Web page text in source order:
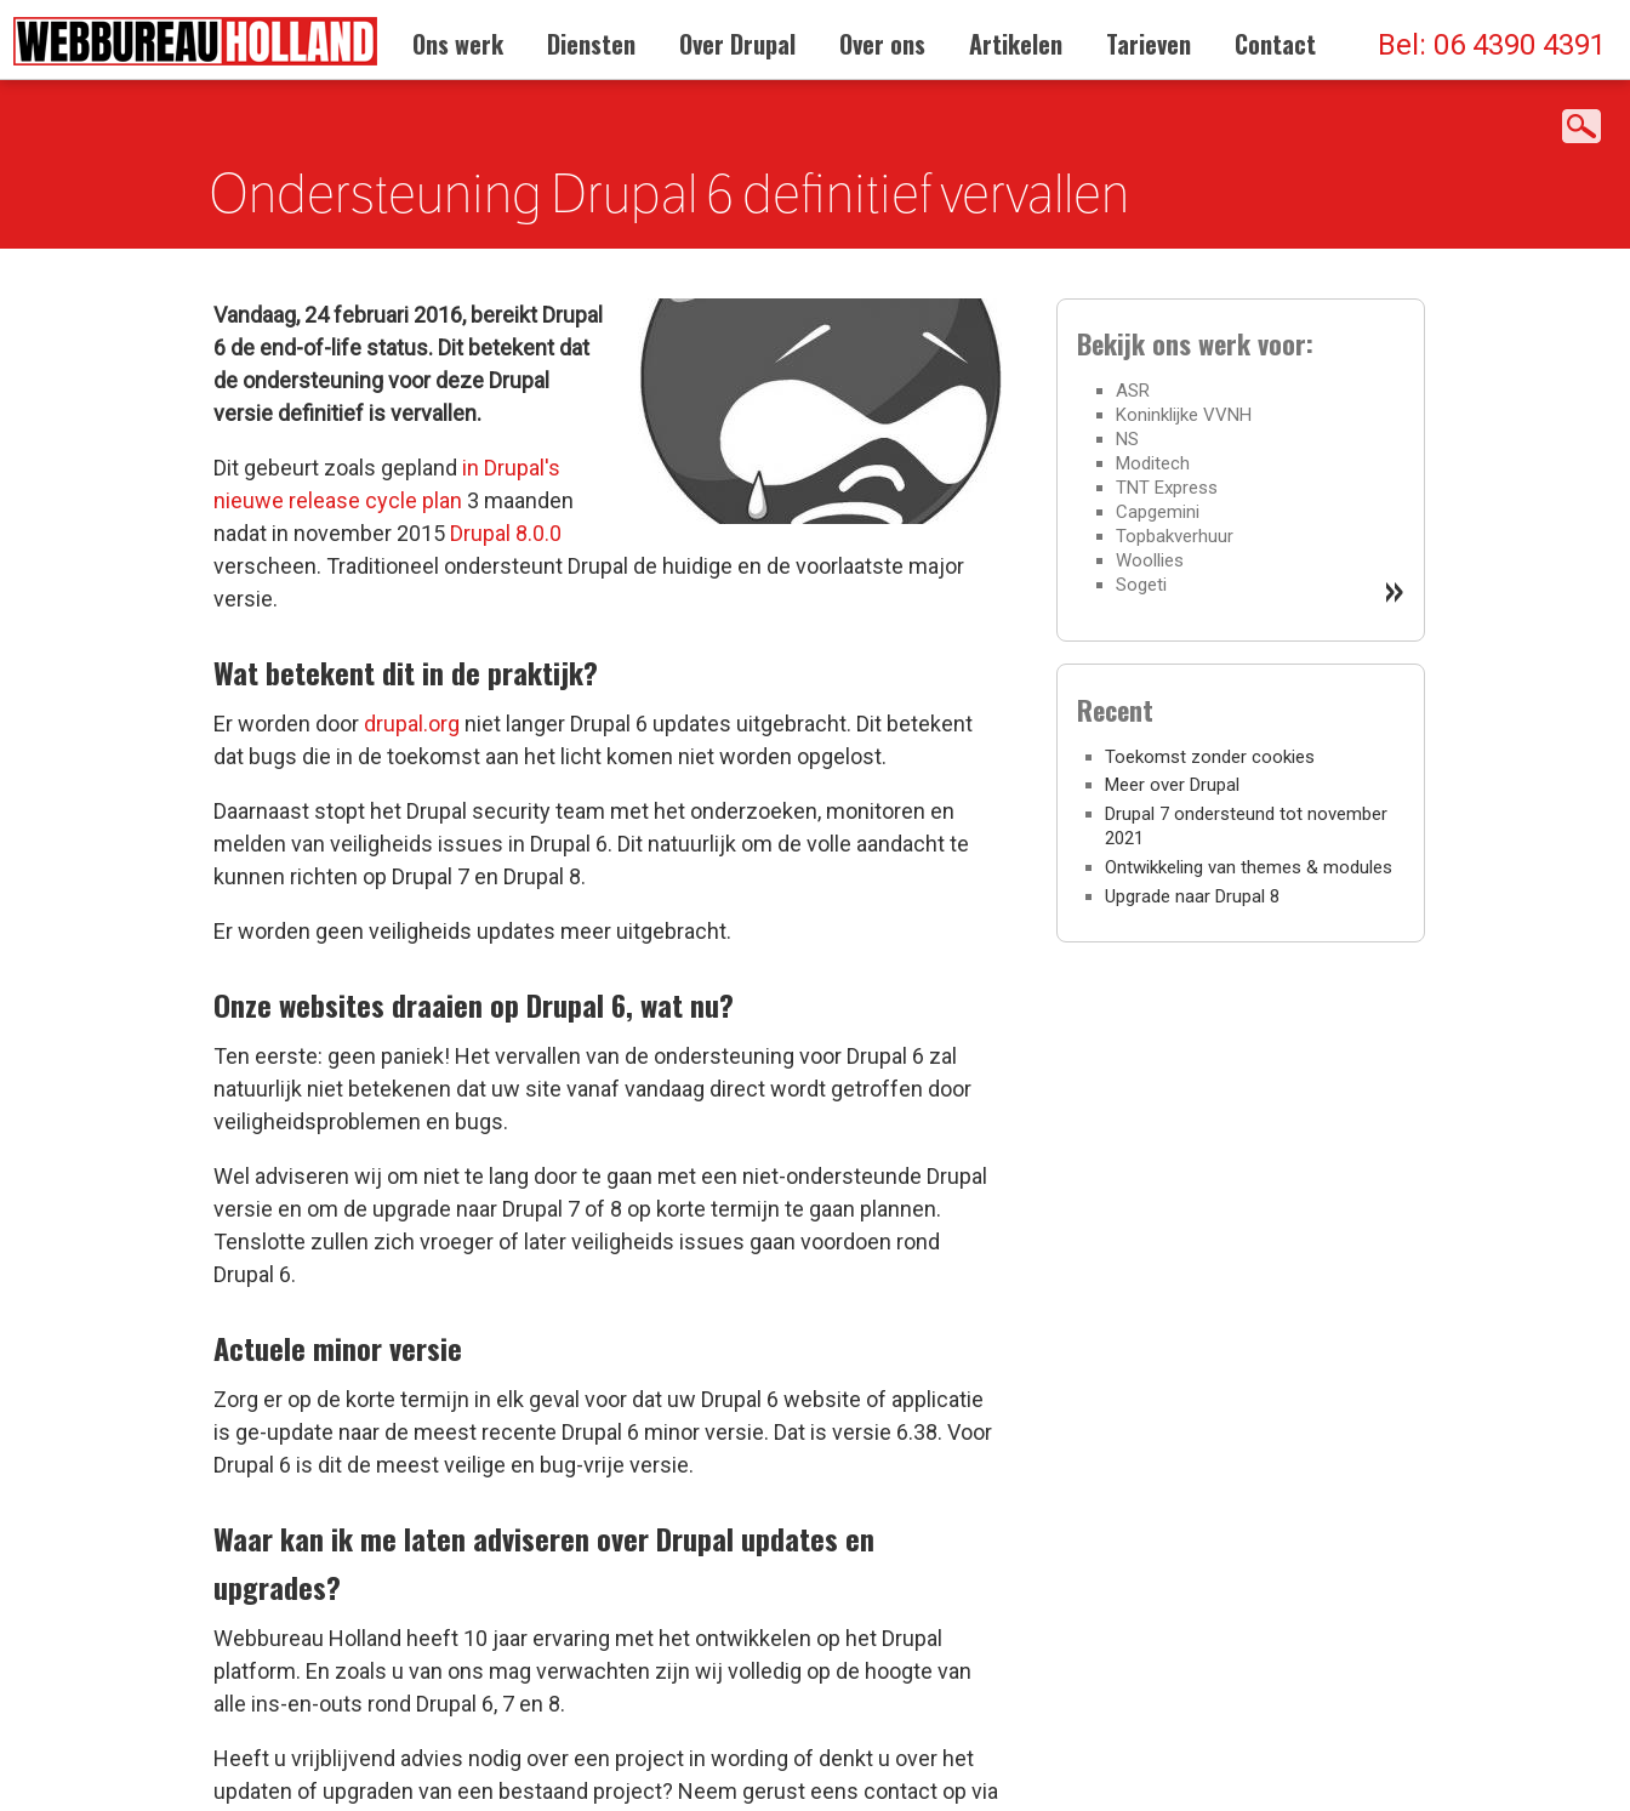
Ondersteuning Drupal 6 definitief vervallen
Terug naar: Informatie // Drupal nieuws Gepost op 24 februari 2016
Ons werk Diensten Over Drupal Over ons Artikelen Tarieven Contact Bel: 06 4390 4391
Vandaag, 24 februari 2016, bereikt Drupal
6 de end-of-life status. Dit betekent dat
de ondersteuning voor deze Drupal
versie definitief is vervallen.
Dit gebeurt zoals gepland in Drupal's
nieuwe release cycle plan 3 maanden
nadat in november 2015 Drupal 8.0.0
verscheen. Traditioneel ondersteunt Drupal de huidige en de voorlaatste major
versie.
Wat betekent dit in de praktijk?
Er worden door drupal.org niet langer Drupal 6 updates uitgebracht. Dit betekent
dat bugs die in de toekomst aan het licht komen niet worden opgelost.
Daarnaast stopt het Drupal security team met het onderzoeken, monitoren en
melden van veiligheids issues in Drupal 6. Dit natuurlijk om de volle aandacht te
kunnen richten op Drupal 7 en Drupal 8.
Er worden geen veiligheids updates meer uitgebracht.
Onze websites draaien op Drupal 6, wat nu?
Ten eerste: geen paniek! Het vervallen van de ondersteuning voor Drupal 6 zal
natuurlijk niet betekenen dat uw site vanaf vandaag direct wordt getroffen door
veiligheidsproblemen en bugs.
Wel adviseren wij om niet te lang door te gaan met een niet-ondersteunde Drupal
versie en om de upgrade naar Drupal 7 of 8 op korte termijn te gaan plannen.
Tenslotte zullen zich vroeger of later veiligheids issues gaan voordoen rond
Drupal 6.
Actuele minor versie
Zorg er op de korte termijn in elk geval voor dat uw Drupal 6 website of applicatie
is ge-update naar de meest recente Drupal 6 minor versie. Dat is versie 6.38. Voor
Drupal 6 is dit de meest veilige en bug-vrije versie.
Waar kan ik me laten adviseren over Drupal updates en
upgrades?
Webbureau Holland heeft 10 jaar ervaring met het ontwikkelen op het Drupal
platform. En zoals u van ons mag verwachten zijn wij volledig op de hoogte van
alle ins-en-outs rond Drupal 6, 7 en 8.
Heeft u vrijblijvend advies nodig over een project in wording of denkt u over het
updaten of upgraden van een bestaand project? Neem gerust eens contact op via
Bekijk ons werk voor:
ASR
Koninklijke VVNH
NS
Moditech
TNT Express
Capgemini
Topbakverhuur
Woollies
Sogeti
»
Recent
Toekomst zonder cookies
Meer over Drupal
Drupal 7 ondersteund tot november
2021
Ontwikkeling van themes & modules
Upgrade naar Drupal 8